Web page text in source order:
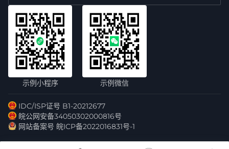
示例小程序 示例微信
IDC/ISP证号 B1-20212677
皖公网安备34050302000816号
网站备案号 皖ICP备2022016831号-1